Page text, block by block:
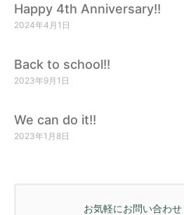
Happy 4th Anniversary!!
2024年4月1日
Back to school!!
2023年9月1日
We can do it!!
2023年1月8日
お気軽にお問い合わせ